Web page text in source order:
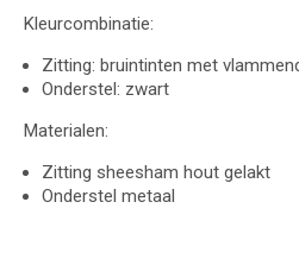
Kleurcombinatie:
Zitting: bruintinten met
Onderstel: zwart
Materialen:
Zitting sheesham hout gelakt
Onderstel metaal